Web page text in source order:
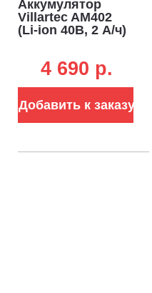
Аккумулятор
Villartec AM402
(Li-ion 40В, 2 А/ч)
4 690 p.
Добавить к заказу